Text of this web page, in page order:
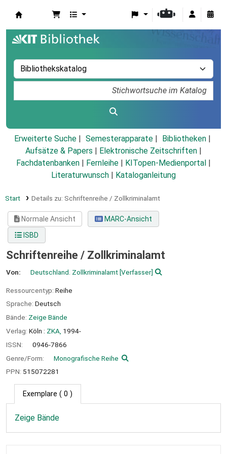
Erweiterte Suche Semesterapparate
Bibliotheken
Aufsätze & Papers
Elektronische Zeitschriften
Fachdatenbanken
Fernleihe KITopen-Medienportal
Literaturwunsch
Kataloganleitung
Start Details zu: Schriftenreihe / Zollkriminalamt
Normale Ansicht
MARC-Ansicht
ISBD
Schriftenreihe / Zollkriminalamt
Von: Deutschland. Zollkriminalamt[Verfasser]
Ressourcentyp: Reihe
Sprache: Deutsch
Bände: Zeige Bände
Verlag: Köln : ZKA, 1994-
ISSN:
0946-7866
Genre/Form:
Monografische Reihe
PPN: 515072281
Exemplare ( 0 )
Zeige Bände